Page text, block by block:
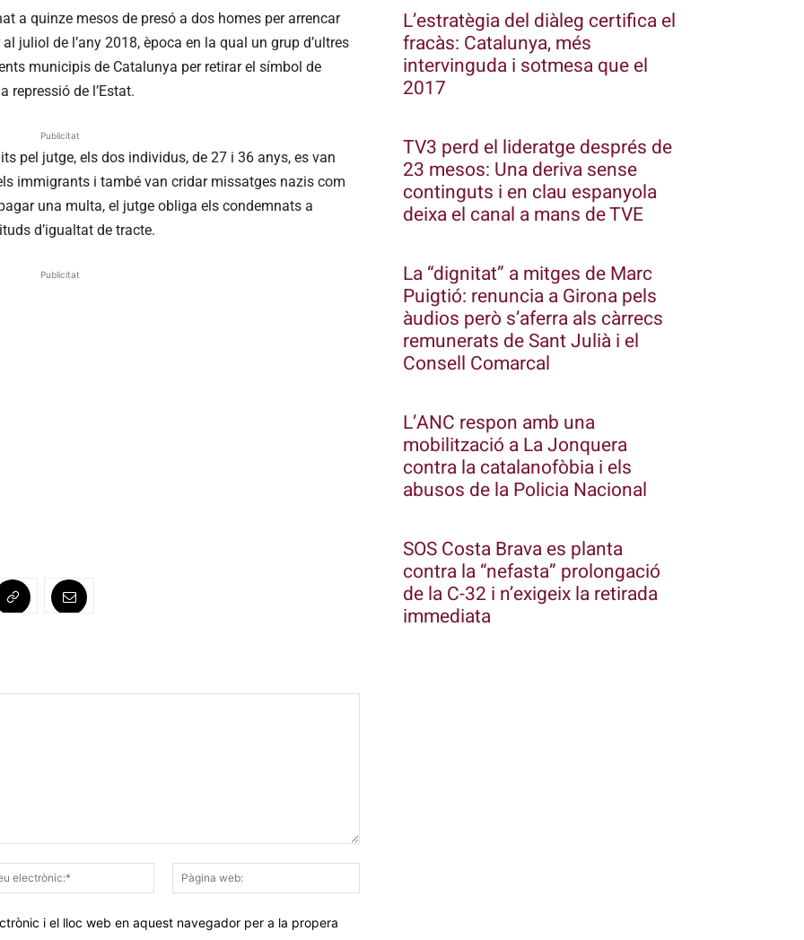
a quinze mesos de presó a dos homes per arrencar
juliol de l’any 2018, època en la qual un grup d’ultres
municipis de Catalunya per retirar el símbol de
repressió de l’Estat.
Publicitat
pel jutge, els dos individus, de 27 i 36 anys, es van
immigrants i també van cridar missatges nazis com
una multa, el jutge obliga els condemnats a
d’igualtat de tracte.
Publicitat
Correu
electrònic:*
web:
i el lloc web en aquest navegador per a la propera
L’estratègia del diàleg certifica el
fracàs: Catalunya, més
intervinguda i sotmesa que el
2017
TV3 perd el lideratge després de
23 mesos: Una deriva sense
continguts i en clau espanyola
deixa el canal a mans de TVE
La “dignitat” a mitges de Marc
Puigtió: renuncia a Girona pels
àudios però s’aferra als càrrecs
remunerats de Sant Julià i el
Consell Comarcal
L’ANC respon amb una
mobilització a La Jonquera
contra la catalanofòbia i els
abusos de la Policia Nacional
SOS Costa Brava es planta
contra la “nefasta” prolongació
de la C-32 i n’exigeix la retirada
immediata